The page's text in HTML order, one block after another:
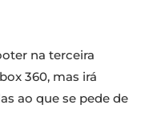
na terceira
360, mas irá
ao que se pede de